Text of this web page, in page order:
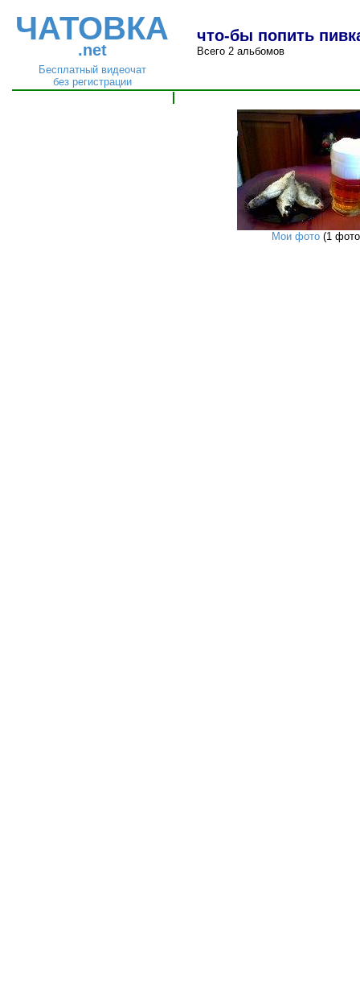
ЧАТОВКА
.net
Бесплатный видеочат
без регистрации
что-бы попить
Всего 2 альбомов
Мои фото(1